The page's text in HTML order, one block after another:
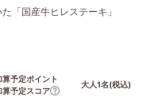
「国産牛ヒレステーキ」
算予定ポイント
算予定スコア
大人1名(税込)